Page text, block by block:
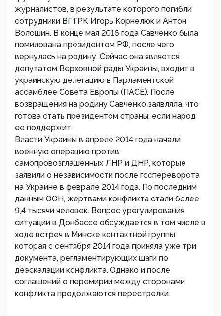
журналистов, в результате которого погибли
сотрудники ВГТРК Игорь Корнелюк и Антон
Волошин. В конце мая 2016 года Савченко была
помилована президентом РФ, после чего
вернулась на родину. Сейчас она является
депутатом Верховной рады Украины, входит в
украинскую делегацию в Парламентской
ассамблее Совета Европы (ПАСЕ). После
возвращения на родину Савченко заявляла, что
готова стать президентом страны, если народ
ее поддержит.
Власти Украины в апреле 2014 года начали
военную операцию против
самопровозглашенных ЛНР и ДНР, которые
заявили о независимости после госпереворота
на Украине в феврале 2014 года. По последним
данным ООН, жертвами конфликта стали более
9,4 тысячи человек. Вопрос урегулирования
ситуации в Донбассе обсуждается в том числе в
ходе встреч в Минске контактной группы,
которая с сентября 2014 года приняла уже три
документа, регламентирующих шаги по
деэскалации конфликта. Однако и после
соглашений о перемирии между сторонами
конфликта продолжаются перестрелки.